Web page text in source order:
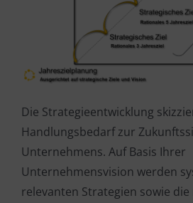
Die Strategieentwicklung
Handlungsbedarf zur
Unternehmens. Auf Basis Ihrer
Unternehmensvision werden
relevanten Strategien sowie